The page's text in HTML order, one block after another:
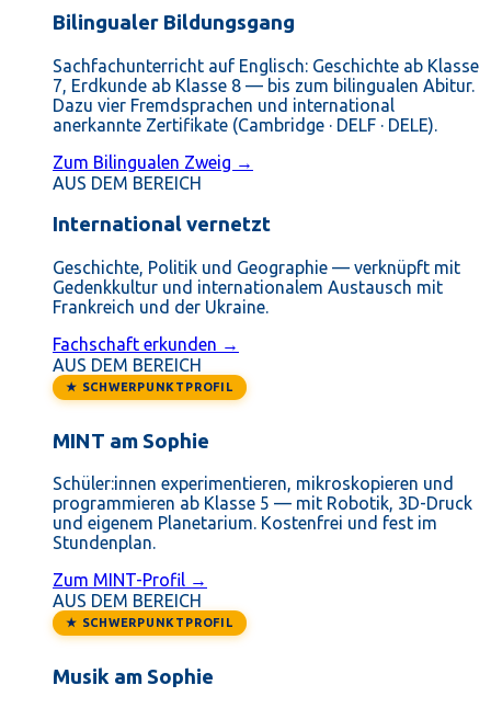
Bilingualer Bildungsgang
Sachfachunterricht auf Englisch: Geschichte ab Klasse
7, Erdkunde ab Klasse 8 — bis zum bilingualen Abitur.
Dazu vier Fremdsprachen und international
anerkannte Zertifikate (Cambridge · DELF · DELE).
Zum Bilingualen Zweig →
AUS DEM BEREICH
International vernetzt
Geschichte, Politik und Geographie — verknüpft mit
Gedenkkultur und internationalem Austausch mit
Frankreich und der Ukraine.
Fachschaft erkunden →
AUS DEM BEREICH
★ SCHWERPUNKTPROFIL
MINT am Sophie
Schüler:innen experimentieren, mikroskopieren und
programmieren ab Klasse 5 — mit Robotik, 3D-Druck
und eigenem Planetarium. Kostenfrei und fest im
Stundenplan.
Zum MINT-Profil →
AUS DEM BEREICH
★ SCHWERPUNKTPROFIL
Musik am Sophie